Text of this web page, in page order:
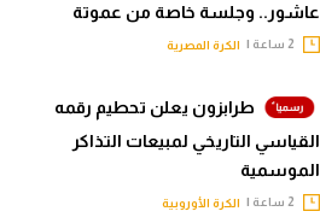
عاشور.. وجلسة خاصة من عموتة
الكرة المصرية
طرابزون يعلن تحطيم رقمه
القياسي التاريخي لمبيعات التذاكر
الموسمية
الكرة الأوروبية